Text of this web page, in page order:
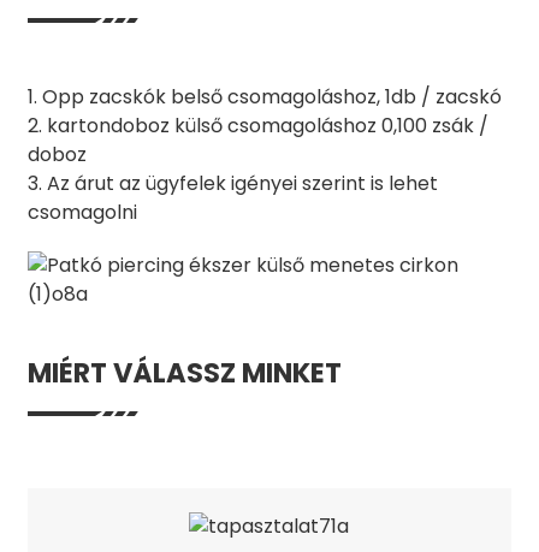
1. Opp zacskók belső csomagoláshoz, 1db / zacskó
2. kartondoboz külső csomagoláshoz 0,100 zsák /
doboz
3. Az árut az ügyfelek igényei szerint is lehet
csomagolni
MIÉRT VÁLASSZ MINKET